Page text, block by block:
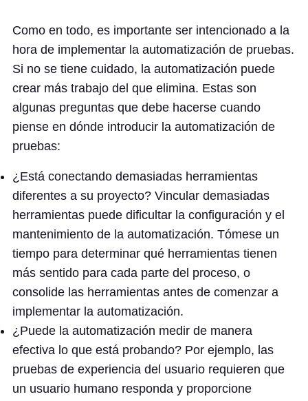
Como en todo, es importante ser intencionado a la
hora de implementar la automatización de pruebas.
Si no se tiene cuidado, la automatización puede
crear más trabajo del que elimina. Estas son
algunas preguntas que debe hacerse cuando
piense en dónde introducir la automatización de
pruebas:
¿Está conectando demasiadas herramientas
diferentes a su proyecto? Vincular demasiadas
herramientas puede dificultar la configuración y el
mantenimiento de la automatización. Tómese un
tiempo para determinar qué herramientas tienen
más sentido para cada parte del proceso, o
consolide las herramientas antes de comenzar a
implementar la automatización.
¿Puede la automatización medir de manera
efectiva lo que está probando? Por ejemplo, las
pruebas de experiencia del usuario requieren que
un usuario humano responda y proporcione